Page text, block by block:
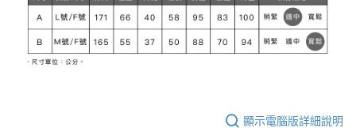
顯示電腦版詳細說明